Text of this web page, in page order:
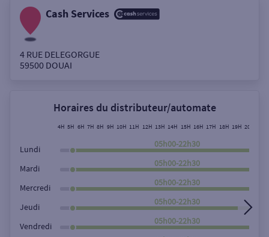
Autour de moi
Rue
Rechercher
Cash Services
4 RUE DELEGORGUE
59500 DOUAI
Horaires du distributeur/automate
4H 5H 6H 7H 8H 9H 10H 11H 12H 13H 14H 15H 16H 17H 18H 19H 20H
Lundi
05h00-22h30
Mardi
05h00-22h30
Mercredi
05h00-22h30
Jeudi
05h00-22h30
Vendredi
05h00-22h30